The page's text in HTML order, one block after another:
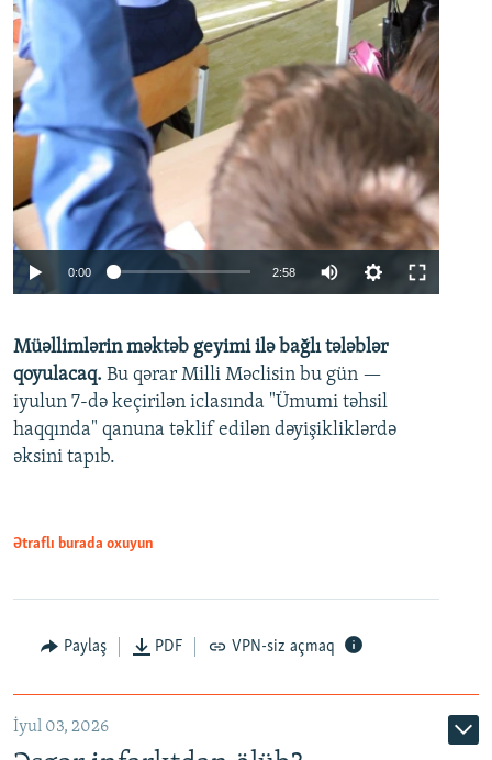
Auto 240p 360p 480p
720p 1080p
0:00 2:58
360p
480p
720p
Müəllimlərin məktəb geyimi ilə bağlı tələblər
qoyulacaq. Bu qərar Milli Məclisin bu gün —
iyulun 7-də keçirilən iclasında "Ümumi təhsil
haqqında" qanuna təklif edilən dəyişikliklərdə
əksini tapıb.
Ətraflı burada oxuyun
Paylaş PDF VPN-siz açmaq
İyul 03, 2026